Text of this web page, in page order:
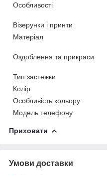
Особливості
Візерунки і принти
Матеріал
Оздоблення та прикраси
Тип застежки
Колір
Особливість кольору
Модель телефону
Приховати
Умови доставки